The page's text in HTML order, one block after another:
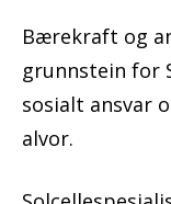
Bærekraft og
grunnstein for
sosialt ansvar
alvor.